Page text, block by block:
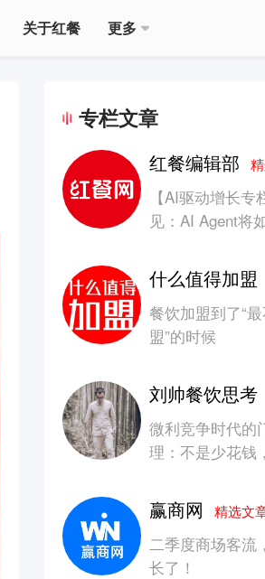
关于红餐 更多
专栏文章
红餐编辑部
【AI驱动增长专
见：AI Agent将
什么值得加
餐饮加盟到了“
盟”的时候
刘帅餐饮思
微利竞争时代的
理：不是少花钱
赢商网精选文
二季度商场客流
长了！